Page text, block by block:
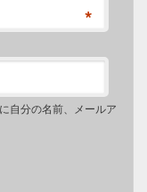
*
自分の名前、メールア